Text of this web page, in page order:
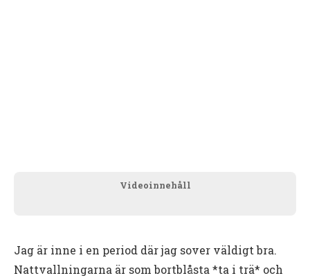
Videoinnehåll
Jag är inne i en period där jag sover väldigt bra.
Nattvallningarna är som bortblåsta *ta i trä* och